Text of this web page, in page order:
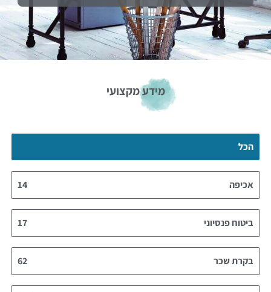
מידע מקצועי
הכל
אכיפה 14
ביטוח פנסיוני 17
בקרת שכר 62